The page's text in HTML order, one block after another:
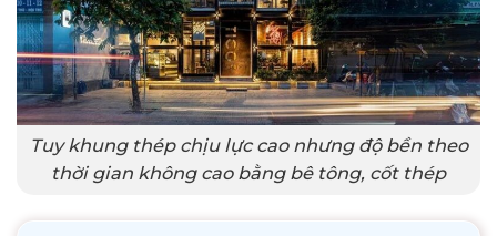
Tuy khung thép chịu lực cao nhưng độ bền theo
thời gian không cao bằng bê tông, cốt thép